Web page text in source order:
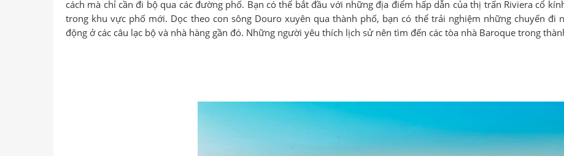
cách mà chỉ cần đi bộ qua các đường phố. Bạn có thể bắt đầu với những địa điểm hấp dẫn của thị trấn Riviera cổ
trong khu vực phố mới. Dọc theo con sông Douro xuyên qua thành phố, bạn có thể trải nghiệm những chuyến đi
động ở các câu lạc bộ và nhà hàng gần đó. Những người yêu thích lịch sử nên tìm đến các tòa nhà Baroque trong